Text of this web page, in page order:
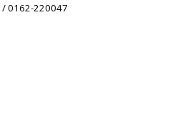
/ 0162-220047